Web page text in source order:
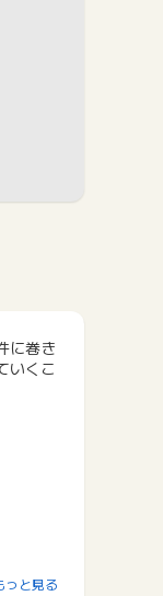
に巻き
いくこ
っと見る